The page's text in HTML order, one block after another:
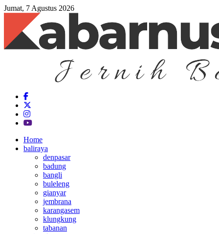
Jumat, 7 Agustus 2026
Home
baliraya
denpasar
badung
bangli
buleleng
gianyar
jembrana
karangasem
klungkung
tabanan